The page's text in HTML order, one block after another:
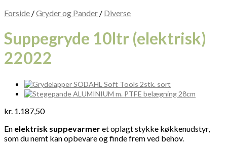
Forside /Gryder og Pander / Diverse
Suppegryde 10ltr (elektrisk)
22022
kr. 1.187,50
En elektrisk suppevarmeret oplagt stykke køkkenudstyr,
som du nemt kan opbevare og finde frem ved behov.